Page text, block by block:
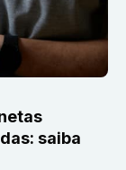
saiba